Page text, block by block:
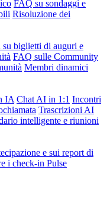
FAQ su sondaggi e
Risoluzione dei
biglietti di auguri e
FAQ sulle Community
Membri dinamici
IA Chat AI in 1:1 Incontri
Trascrizioni AI
intelligente e riunioni
e sui report di
i check-in Pulse